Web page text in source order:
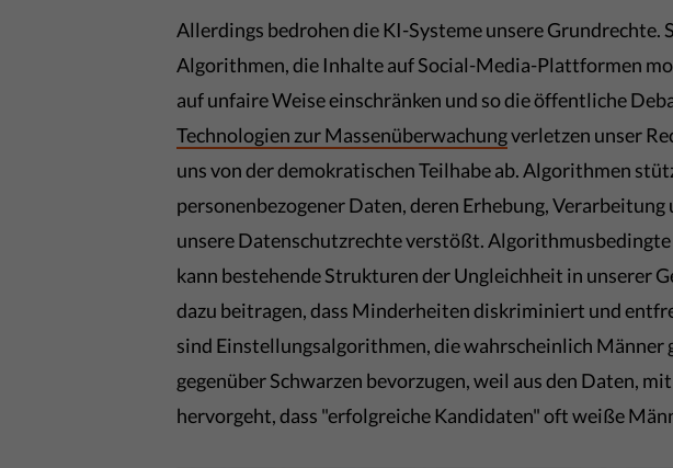
Allerdings bedrohen die KI-Systeme unsere Grundrechte.
Algorithmen, die Inhalte auf Social-Media-Plattformen
auf unfaire Weise einschränken und so die öffentliche
Technologien zur Massenüberwachungverletzen unser
uns von der demokratischen Teilhabe ab. Algorithmen
personenbezogener Daten, deren Erhebung, Verarbeitung
unsere Datenschutzrechte verstößt.
kann bestehende Strukturen der Ungleichheit in unserer
dazu beitragen, dass Minderheiten diskriminiert und
sind Einstellungsalgorithmen, die wahrscheinlich Männer
gegenüber Schwarzen bevorzugen, weil aus den Daten,
hervorgeht, dass "erfolgreiche Kandidaten" oft weiße